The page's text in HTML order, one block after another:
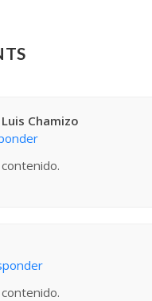
Chamizo